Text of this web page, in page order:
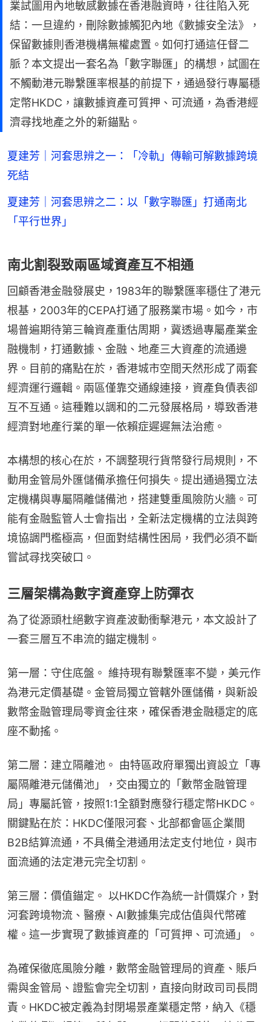
業試圖用內地敏感數據在香港融資時，往往陷入死
結：一旦違約，刪除數據觸犯內地《數據安全法》，
保留數據則香港機構無權處置。如何打通這任督二
脈？本文提出一套名為「數字聯匯」的構想，試圖在
不觸動港元聯繫匯率根基的前提下，通過發行專屬穩
定幣HKDC，讓數據資產可質押、可流通，為香港經
濟尋找地產之外的新錨點。
夏建芳｜河套思辨之一：「冷軌」傳輸可解數據跨境
死結
夏建芳｜河套思辨之二：以「數字聯匯」打通南北
「平行世界」
南北割裂致兩區域資產互不相通
回顧香港金融發展史，1983年的聯繫匯率穩住了港元
根基，2003年的CEPA打通了服務業市場。如今，市
場普遍期待第三輪資產重估周期，冀透過專屬產業金
融機制，打通數據、金融、地產三大資產的流通邊
界。目前的痛點在於，香港城市空間天然形成了兩套
經濟運行邏輯。兩區僅靠交通線連接，資產負債表卻
互不互通。這種難以調和的二元發展格局，導致香港
經濟對地產行業的單一依賴症遲遲無法治癒。
本構想的核心在於，不調整現行貨幣發行局規則，不
動用金管局外匯儲備承擔任何損失。提出通過獨立法
定機構與專屬隔離儲備池，搭建雙重風險防火牆。可
能有金融監管人士會指出，全新法定機構的立法與跨
境協調門檻極高，但面對結構性困局，我們必須不斷
嘗試尋找突破口。
三層架構為數字資產穿上防彈衣
為了從源頭杜絕數字資產波動衝擊港元，本文設計了
一套三層互不串流的錨定機制。
第一層：守住底盤。 維持現有聯繫匯率不變，美元作
為港元定價基礎。金管局獨立管轄外匯儲備，與新設
數幣金融管理局零資金往來，確保香港金融穩定的底
座不動搖。
第二層：建立隔離池。 由特區政府單獨出資設立「專
屬隔離港元儲備池」，交由獨立的「數幣金融管理
局」專屬託管，按照1:1全額對應發行穩定幣HKDC。
關鍵點在於：HKDC僅限河套、北部都會區企業間
B2B結算流通，不具備全港通用法定支付地位，與市
面流通的法定港元完全切割。
第三層：價值錨定。 以HKDC作為統一計價媒介，對
河套跨境物流、醫療、AI數據集完成估值與代幣確
權。這一步實現了數據資產的「可質押、可流通」。
為確保徹底風險分離，數幣金融管理局的資產、賬戶
需與金管局、證監會完全切割，直接向財政司司長問
責。HKDC被定義為封閉場景產業穩定幣，納入《穩